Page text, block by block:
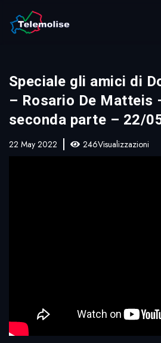
Speciale gli amici di
– Rosario De Matteis
seconda parte – 22/
22 May 2022 246Visualizzazioni